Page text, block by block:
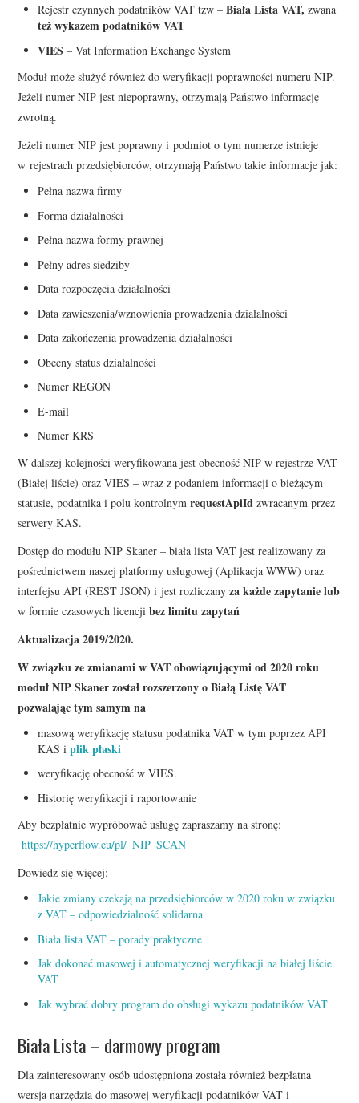
Rejestr czynnych podatników VAT tzw –Biała Lista VAT,zwana
też wykazem podatników VAT
VIES – Vat Information Exchange System
Moduł może służyć również do weryfikacji poprawności numeru NIP.
Jeżeli numer NIP jest niepoprawny, otrzymają Państwo informację
zwrotną.
Jeżeli numer NIP jest poprawny i podmiot o tym numerze istnieje
w rejestrach przedsiębiorców, otrzymają Państwo takie informacje jak:
Pełna nazwa firmy
Forma działalności
Pełna nazwa formy prawnej
Pełny adres siedziby
Data rozpoczęcia działalności
Data zawieszenia/wznowienia prowadzenia działalności
Data zakończenia prowadzenia działalności
Obecny status działalności
Numer REGON
E-mail
Numer KRS
W dalszej kolejności weryfikowana jest obecność NIP w rejestrze VAT
(Białej liście) oraz VIES – wraz z podaniem informacji o bieżącym
statusie, podatnika i polu kontrolnymrequestApiId zwracanym przez
serwery KAS.
Dostęp do modułu NIP Skaner – biała lista VAT jest realizowany za
pośrednictwem naszej platformy usługowej (Aplikacja WWW) oraz
interfejsu API (REST JSON) i jest rozliczanyza każde zapytanie lub
w formie czasowych licencji bez limitu zapytań
Aktualizacja 2019/2020.
W związku ze zmianami w VAT obowiązującymi od 2020 roku
moduł NIP Skaner został rozszerzony o Białą Listę VAT
pozwalając tym samym na
masową weryfikację statusu podatnika VAT w tym poprzez API
KAS iplik płaski
weryfikację obecność w VIES.
Historię weryfikacji i raportowanie
Aby bezpłatnie wypróbować usługę zapraszamy na stronę:
https://hyperflow.eu/pl/_NIP_SCAN
Dowiedz się więcej:
Jakie zmiany czekają na przedsiębiorców w 2020 roku w związku
z VAT – odpowiedzialność solidarna
Biała lista VAT – porady praktyczne
Jak dokonać masowej i automatycznej weryfikacji na białej liście
VAT
Jak wybrać dobry program do obsługi wykazu podatników VAT
Biała Lista – darmowy program
Dla zainteresowany osób udostępniona została również bezpłatna
wersja narzędzia do masowej weryfikacji podatników VAT i